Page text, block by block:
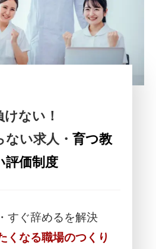
ない！
ない求人・育つ教
評価制度
すぐ辞めるを解決
くなる職場のつくり